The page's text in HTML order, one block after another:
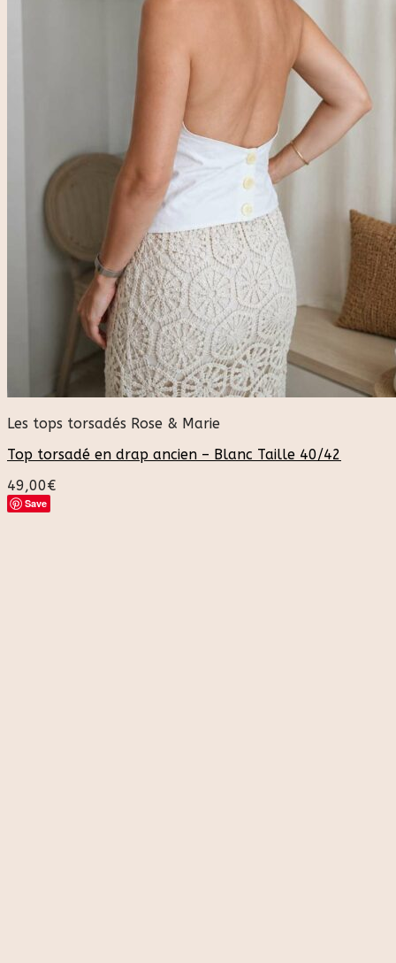
Les tops torsadés Rose & Marie
Top torsadé en drap ancien – Blanc Taille 40/42
49,00€
Save